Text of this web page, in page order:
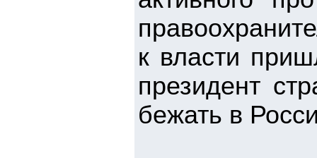
к власти
президент
бежать в